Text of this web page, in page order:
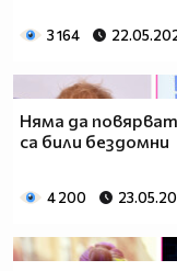
3 164
Няма да
са били бездомни
4 200